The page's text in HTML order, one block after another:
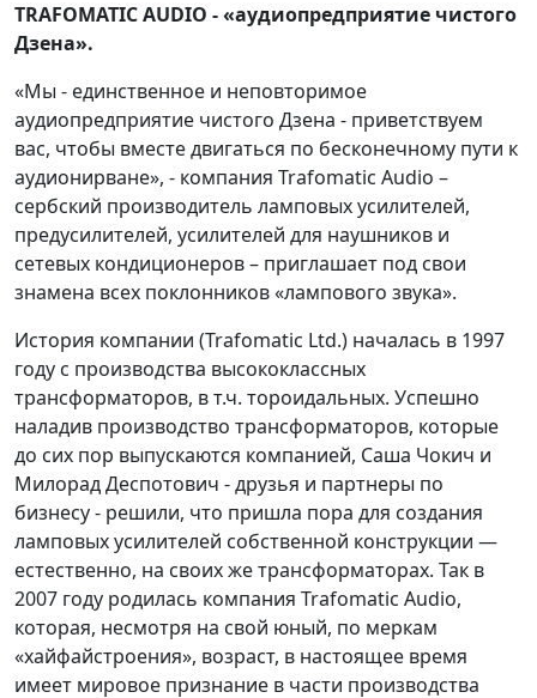
TRAFOMATIC AUDIO - «аудиопредприятие чистого
Дзена».
«Мы - единственное и неповторимое
аудиопредприятие чистого Дзена - приветствуем
вас, чтобы вместе двигаться по бесконечному пути к
аудионирване», - компания Trafomatic Audio –
сербский производитель ламповых усилителей,
предусилителей, усилителей для наушников и
сетевых кондиционеров – приглашает под свои
знамена всех поклонников «лампового звука».
История компании (Trafomatic Ltd.) началась в 1997
году с производства высококлассных
трансформаторов, в т.ч. тороидальных. Успешно
наладив производство трансформаторов, которые
до сих пор выпускаются компанией, Саша Чокич и
Милорад Деспотович - друзья и партнеры по
бизнесу - решили, что пришла пора для создания
ламповых усилителей собственной конструкции —
естественно, на своих же трансформаторах. Так в
2007 году родилась компания Trafomatic Audio,
которая, несмотря на свой юный, по меркам
«хайфайстроения», возраст, в настоящее время
имеет мировое признание в части производства